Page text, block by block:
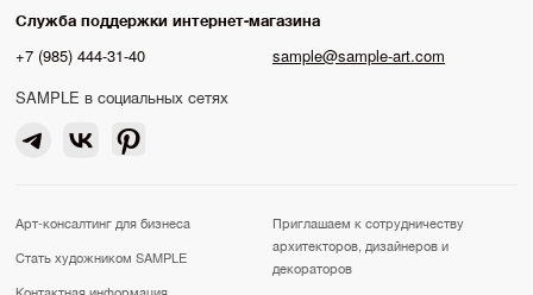
Служба поддержки интернет-магазина
+7 (985) 444-31-40
sample@sample-art.com
SAMPLE в социальных сетях
Арт-консалтинг для бизнеса
Стать художником SAMPLE
Контактная информация
Приглашаем к сотрудничеству
архитекторов, дизайнеров и
декораторов